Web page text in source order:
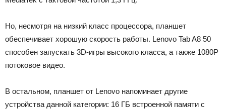
Но, несмотря на низкий класс процессора, планшет
обеспечивает хорошую скорость работы. Lenovo Tab A8 50
способен запускать 3D-игры высокого класса, а также 1080P
потоковое видео.
В остальном, планшет от Lenovo напоминает другие
устройства данной категории: 16 ГБ встроенной памяти с